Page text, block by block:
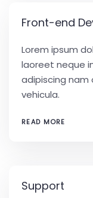
Front-end
Lorem ipsum
laoreet neque
adipiscing nam
vehicula.
READ MORE
Support